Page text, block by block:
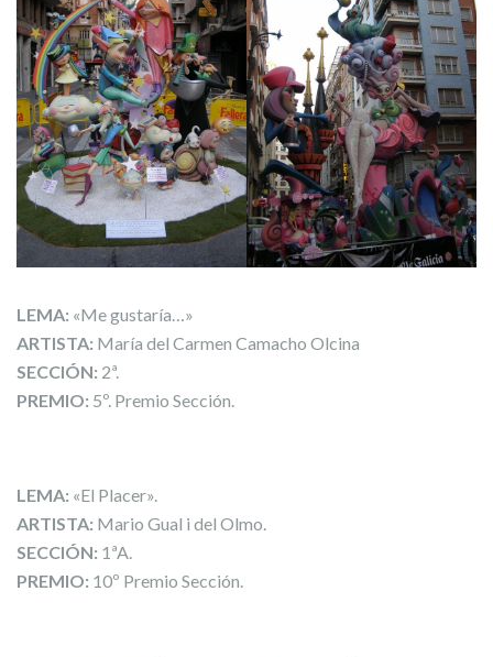
LEMA: «Me gustaría…»
ARTISTA: María del Carmen Camacho Olcina
SECCIÓN: 2ª.
PREMIO: 5º. Premio Sección.
LEMA: «El Placer».
ARTISTA: Mario Gual i del Olmo.
SECCIÓN: 1ªA.
PREMIO: 10º Premio Sección.